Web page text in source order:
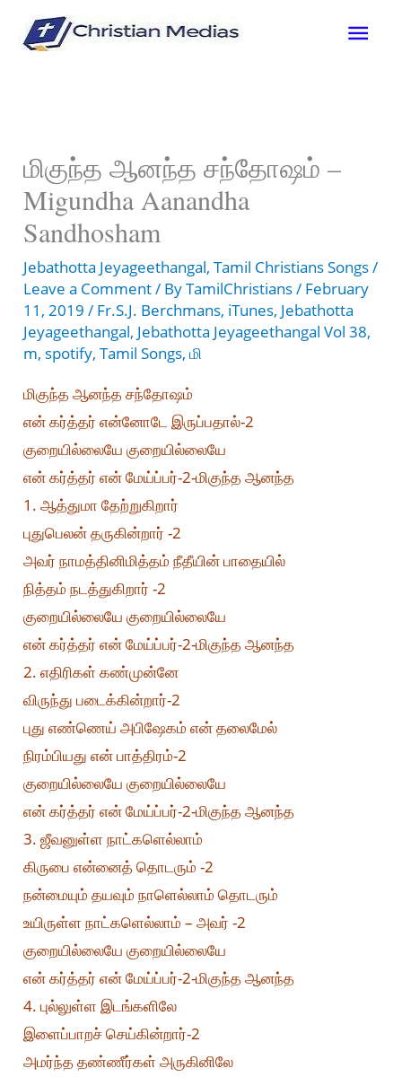
மிகுந்த ஆனந்த சந்தோஷம் –
Migundha Aanandha
Sandhosham
Jebathotta Jeyageethangal,Tamil Christians Songs/
Leave a Comment/ ByTamilChristians/ February
11, 2019/ Fr.S.J. Berchmans, iTunes, Jebathotta
Jeyageethangal, Jebathotta Jeyageethangal Vol 38,
m, spotify,Tamil Songs,மி
மிகுந்த ஆனந்த சந்தோஷம்
என் கர்த்தர் என்னோடே இருப்பதால்-2
குறையில்லையே குறையில்லையே
என் கர்த்தர் என் மேய்ப்பர்-2-மிகுந்த ஆனந்த
1. ஆத்துமா தேற்றுகிறார்
புதுபெலன் தருகின்றார் -2
அவர் நாமத்தினிமித்தம் நீதீயின் பாதையில்
நித்தம் நடத்துகிறார் -2
குறையில்லையே குறையில்லையே
என் கர்த்தர் என் மேய்ப்பர்-2-மிகுந்த ஆனந்த
2. எதிரிகள் கண்முன்னே
விருந்து படைக்கின்றார்-2
புது எண்ணெய் அபிஷேகம் என் தலைமேல்
நிரம்பியது என் பாத்திரம்-2
குறையில்லையே குறையில்லையே
என் கர்த்தர் என் மேய்ப்பர்-2-மிகுந்த ஆனந்த
3. ஜீவனுள்ள நாட்களெல்லாம்
கிருபை என்னைத் தொடரும் -2
நன்மையும் தயவும் நாளெல்லாம் தொடரும்
உயிருள்ள நாட்களெல்லாம் – அவர் -2
குறையில்லையே குறையில்லையே
என் கர்த்தர் என் மேய்ப்பர்-2-மிகுந்த ஆனந்த
4. புல்லுள்ள இடங்களிலே
இளைப்பாறச் செய்கின்றார்-2
அமர்ந்த தண்ணீர்கள் அருகினிலே